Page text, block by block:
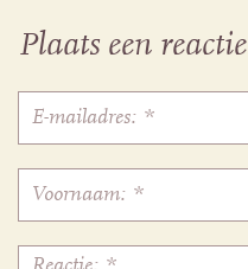
Plaats een reactie